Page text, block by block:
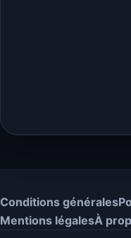
Conditions générales
Mentions légalesÀ